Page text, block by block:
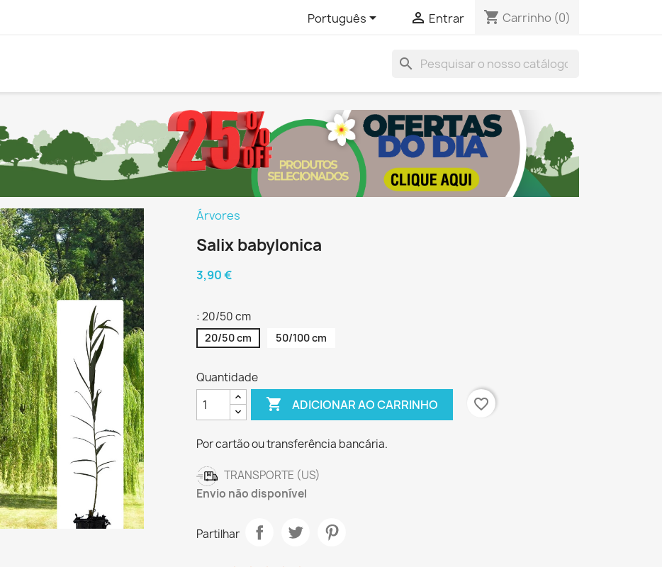
Português  Entrar shopping_cart Carrinho (0)
search
Árvores
Salix babylonica
3,90 €
: 20/50 cm
20/50 cm 50/100 cm
Quantidade
 ADICIONAR AO CARRINHO favorite_border
Por cartão ou transferência bancária.
TRANSPORTE (US)
Envio não disponível
Partilhar